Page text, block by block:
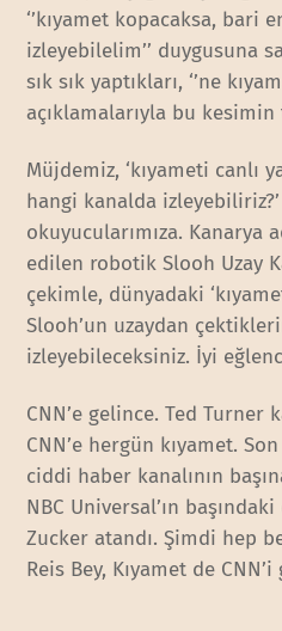
‘’kıyamet kopacaksa, bari
izleyebilelim’’ duygusuna
sık sık yaptıkları, ‘’ne
açıklamalarıyla bu kesimin
Müjdemiz, ‘kıyameti canlı
hangi kanalda
okuyucularımıza. Kanarya
edilen robotik Slooh Uzay
çekimle, dünyadaki
Slooh’un uzaydan
izleyebileceksiniz. İyi
CNN’e gelince. Ted Turner
CNN’e hergün kıyamet.
ciddi haber kanalının
NBC Universal’ın
Zucker atandı. Şimdi hep
Reis Bey, Kıyamet de